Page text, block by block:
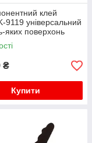
клей
9119 універсальний
яких поверхонь
₴
Купити